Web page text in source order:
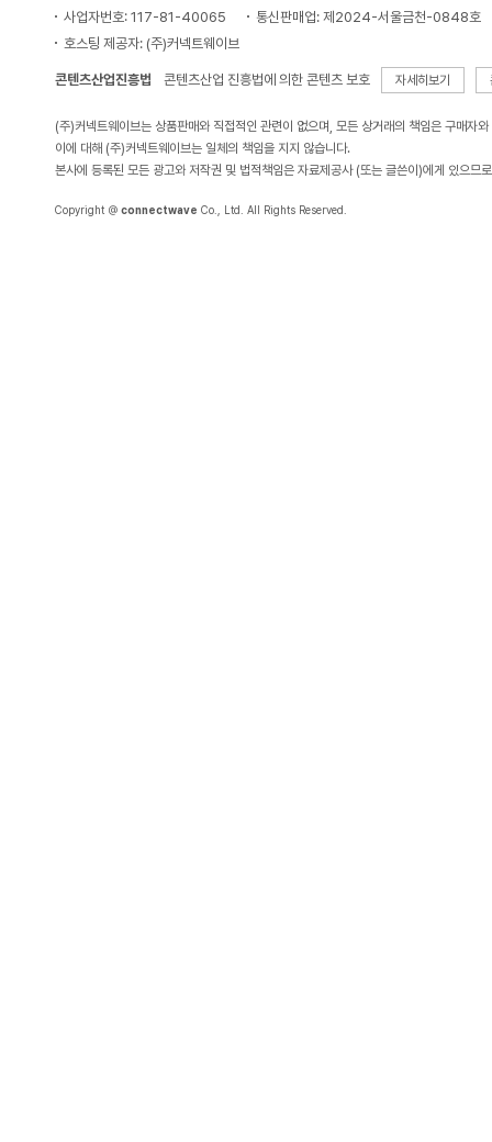
사업자번호: 117-81-40065
통신판매업: 제2024-서울금천-0848호
호스팅 제공자: (주)커넥트웨이브
콘텐츠산업진흥법 콘텐츠산업 진흥법에 의한 콘텐츠 보호 자세히보기
(주)커넥트웨이브는 상품판매와 직접적인 관련이 없으며, 모든 상거래의 책임은 구매자
이에 대해 (주)커넥트웨이브는 일체의 책임을 지지 않습니다.
본사에 등록된 모든 광고와 저작권 및 법적책임은 자료제공사 (또는 글쓴이)에게 있으므
Copyright ＠ connectwave Co., Ltd. All Rights Reserved.